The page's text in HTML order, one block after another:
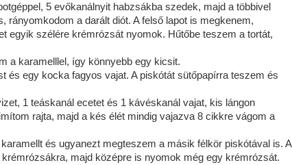
5 evőkanálnyit habzsákba szedek, majd a többivel
rányomkodom a darált diót. A felső lapot is megkenem,
egyik szélére krémrózsát nyomok. Hűtőbe teszem a tortát,
a karamelllel, így könnyebb egy kicsit.
és egy kocka fagyos vajat. A piskótát sütőpapírra teszem és
1 teáskanál ecetet és 1 kávéskanál vajat, kis lángon
rajta, majd a kés élét mindig vajazva 8 cikkre vágom a
és ugyanezt megteszem a másik félkör piskótával is. A
majd középre is nyomok még egy krémrózsát.